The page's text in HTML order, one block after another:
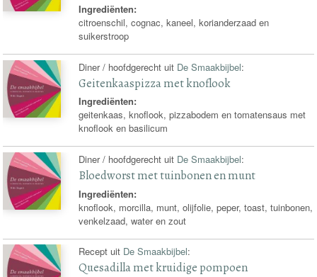
Ingrediënten:
citroenschil, cognac, kaneel, korianderzaad en
suikerstroop
Diner / hoofdgerecht uit De Smaakbijbel:
Geitenkaaspizza met knoflook
Ingrediënten:
geitenkaas, knoflook, pizzabodem en tomatensaus met
knoflook en basilicum
Diner / hoofdgerecht uit De Smaakbijbel:
Bloedworst met tuinbonen en munt
Ingrediënten:
knoflook, morcilla, munt, olijfolie, peper, toast, tuinbonen,
venkelzaad, water en zout
Recept uit De Smaakbijbel:
Quesadilla met kruidige pompoen